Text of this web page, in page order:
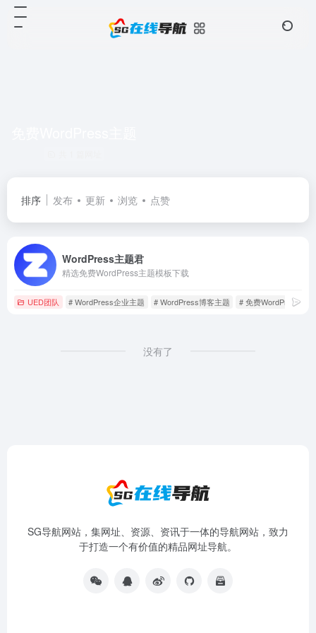
排序 发布 更新 浏览 点赞
WordPress主题君
精选免费WordPress主题模板下载
UED团队 # WordPress企业主题 # WordPress博客主题 # 免费WordPress主题
没有了
SG导航网站，集网址、资源、资讯于一体的导航网站，致力
于打造一个有价值的精品网址导航。